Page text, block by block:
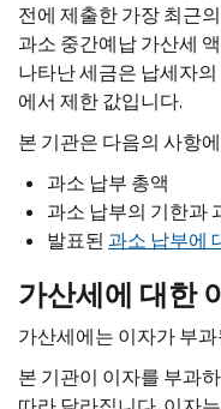
전에 제출한 가장 최근
과소 중간예납 가산세
나타난 세금은 납세자
에서 제한 값입니다.
본 기관은 다음의 사항
과소 납부 총액
과소 납부의 기한과
발표된 과소 납부에
가산세에 대한
가산세에는 이자가 부
본 기관이 이자를 부과